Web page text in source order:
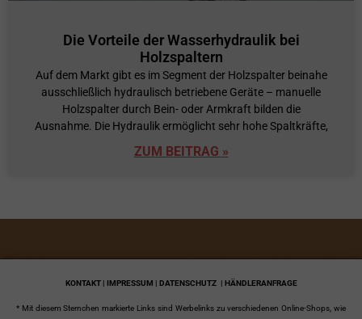
Die Vorteile der Wasserhydraulik bei
Holzspaltern
Auf dem Markt gibt es im Segment der Holzspalter beinahe
ausschließlich hydraulisch betriebene Geräte – manuelle
Holzspalter durch Bein- oder Armkraft bilden die
Ausnahme. Die Hydraulik ermöglicht sehr hohe Spaltkräfte,
ZUM BEITRAG »
KONTAKT | IMPRESSUM | DATENSCHUTZ | HÄNDLERANFRAGE
* Mit diesem Sternchen markierte Links sind Werbelinks zu verschiedenen Online-Shops, wie